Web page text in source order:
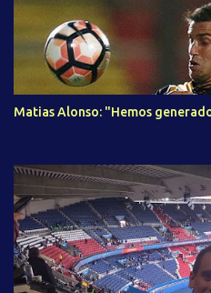
Matias Alonso: "Hemos